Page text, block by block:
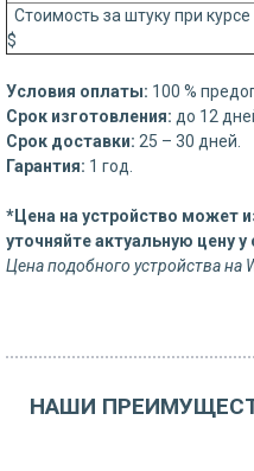
Стоимость за штуку при курсе
$
Условия оплаты: 100 %
Срок изготовления: до 12
Срок доставки: 25 – 30 дней.
Гарантия: 1 год.
*Цена на устройство может
уточняйте актуальную цену у
Цена подобного устройства на
НАШИ